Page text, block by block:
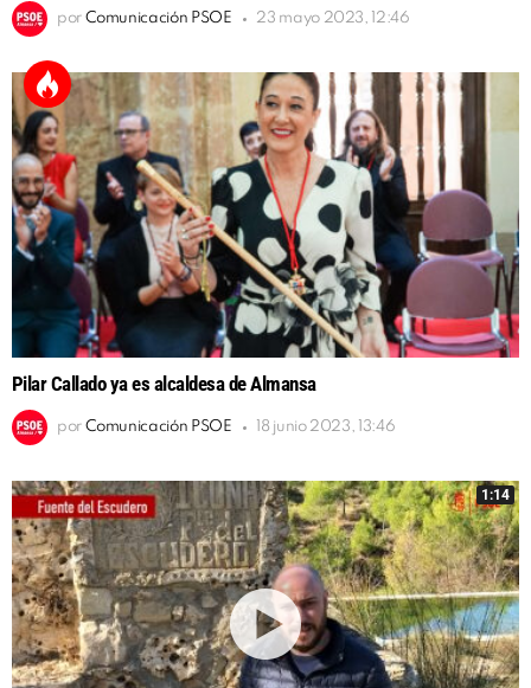
por Comunicación PSOE 23 mayo 2023, 12:46
Pilar Callado ya es alcaldesa de Almansa
por Comunicación PSOE 18 junio 2023, 13:46
1:14